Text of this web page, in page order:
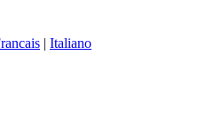
| Italiano